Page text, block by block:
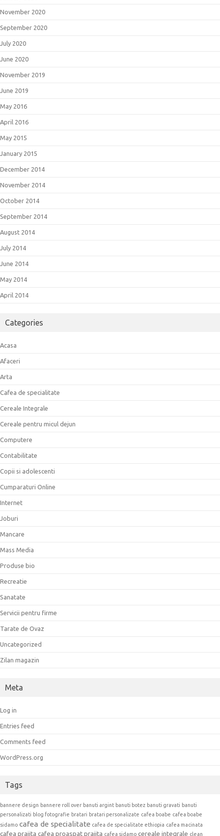
November 2020
September 2020
July 2020
June 2020
November 2019
June 2019
May 2016
April 2016
May 2015
January 2015
December 2014
November 2014
October 2014
September 2014
August 2014
July 2014
June 2014
May 2014
April 2014
Categories
Acasa
Afaceri
Arta
Cafea de specialitate
Cereale Integrale
Cereale pentru micul dejun
Computere
Contabilitate
Copii si adolescenti
Cumparaturi Online
Internet
Joburi
Mancare
Mass Media
Produse bio
Recreatie
Sanatate
Servicii pentru firme
Tarate de Ovaz
Uncategorized
Zilan magazin
Meta
Log in
Entries feed
Comments feed
WordPress.org
Tags
bannere design bannere roll over banuti argint banuti botez banuti gravati banuti
personalizati blog fotografie bratari bratari personalizate cafea boabe cafea boabe
sidamo cafea de specialitate cafea de specialitate ethiopia cafea macinata
cafea prajita cafea proaspat prajita cafea sidamo cereale integrale clean